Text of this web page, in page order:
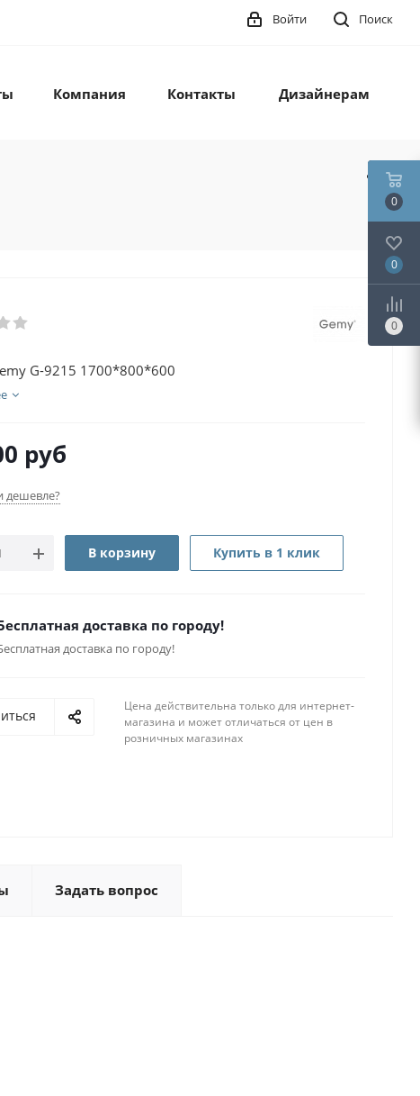
Поиск
Войти
Компания Контакты Дизайнерам
G-9215 1700*800*600
руб
дешевле?
В корзину Купить в 1 клик
доставка по городу!
доставка по городу!
Цена действительна только для интернет-
магазина и может отличаться от цен в
розничных магазинах
Задать вопрос
0
0
0